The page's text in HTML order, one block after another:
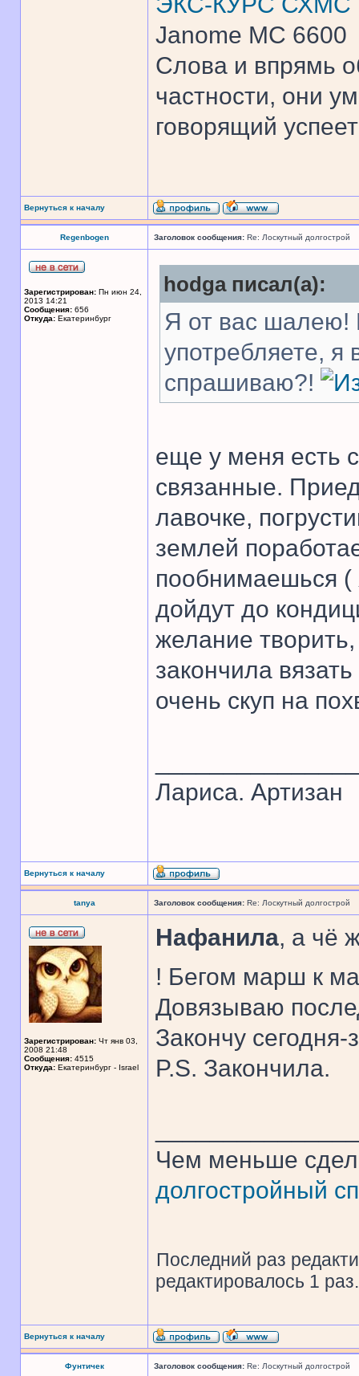
Janome MC 6600
Слова и впрямь
частности, они
говорящий
Вернуться к началу
Regenbogen Заголовок сообщения: Re: Лоскутный долгострой
Зарегистрирован: Пн июн 24,
2013 14:21
Сообщения: 656
Откуда: Екатеринбург
hodga писал(а):
Я от вас шалею!
употребляете, я
спрашиваю?!
еще у меня есть
связанные.
лавочке,
землей
пообнимаешься (
дойдут до
желание
закончила
очень скуп на
Лариса. Артизан
Вернуться к началу
tanya Заголовок сообщения: Re: Лоскутный долгострой
Зарегистрирован: Чт янв 03,
2008 21:48
Сообщения: 4515
Откуда: Екатеринбург - Israel
Нафанила, а чё
! Бегом марш к
Довязываю
Закончу сегодня-
P.S. Закончила.
Чем меньше
долгостройный
Последний раз
редактировалось 1 раз.
Вернуться к началу
Фунтичек Заголовок сообщения: Re: Лоскутный долгострой